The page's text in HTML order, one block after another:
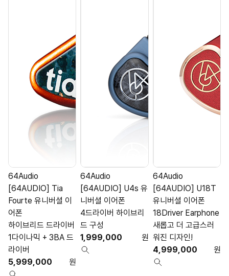
64Audio
[64AUDIO] Tia
Fourte 유니버셜 이
어폰
하이브리드 드라이버
1다이나믹 + 3BA 드
라이버
5,999,000
원
64Audio
[64AUDIO] U4s 유
니버셜 이어폰
4드라이버 하이브리
드 구성
1,999,000
원
64Audio
[64AUDIO] U18T
유니버셜 이어폰
18Driver Earphone
새롭고 더 고급스러
워진 디자인!
4,999,000
원